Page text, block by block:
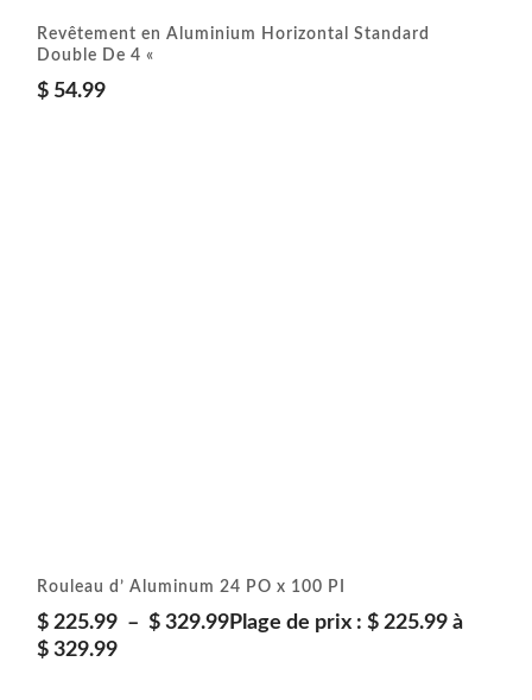
Revêtement en Aluminium Horizontal Standard
Double De 4 «
$ 54.99
Rouleau d’ Aluminum 24 PO x 100 PI
$ 225.99 – $ 329.99Plage de prix : $ 225.99 à
$ 329.99